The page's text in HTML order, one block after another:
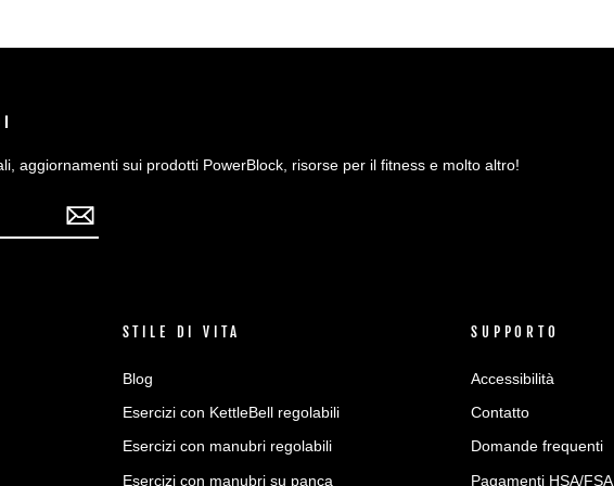
aggiornamenti sui prodotti PowerBlock, risorse per il fitness e molto altro!
STILE DI VITA
Blog
Esercizi con KettleBell regolabili
Esercizi con manubri regolabili
Esercizi con manubri su panca
SUPPORTO
Accessibilità
Contatto
Domande frequenti
Pagamenti HSA/FSA